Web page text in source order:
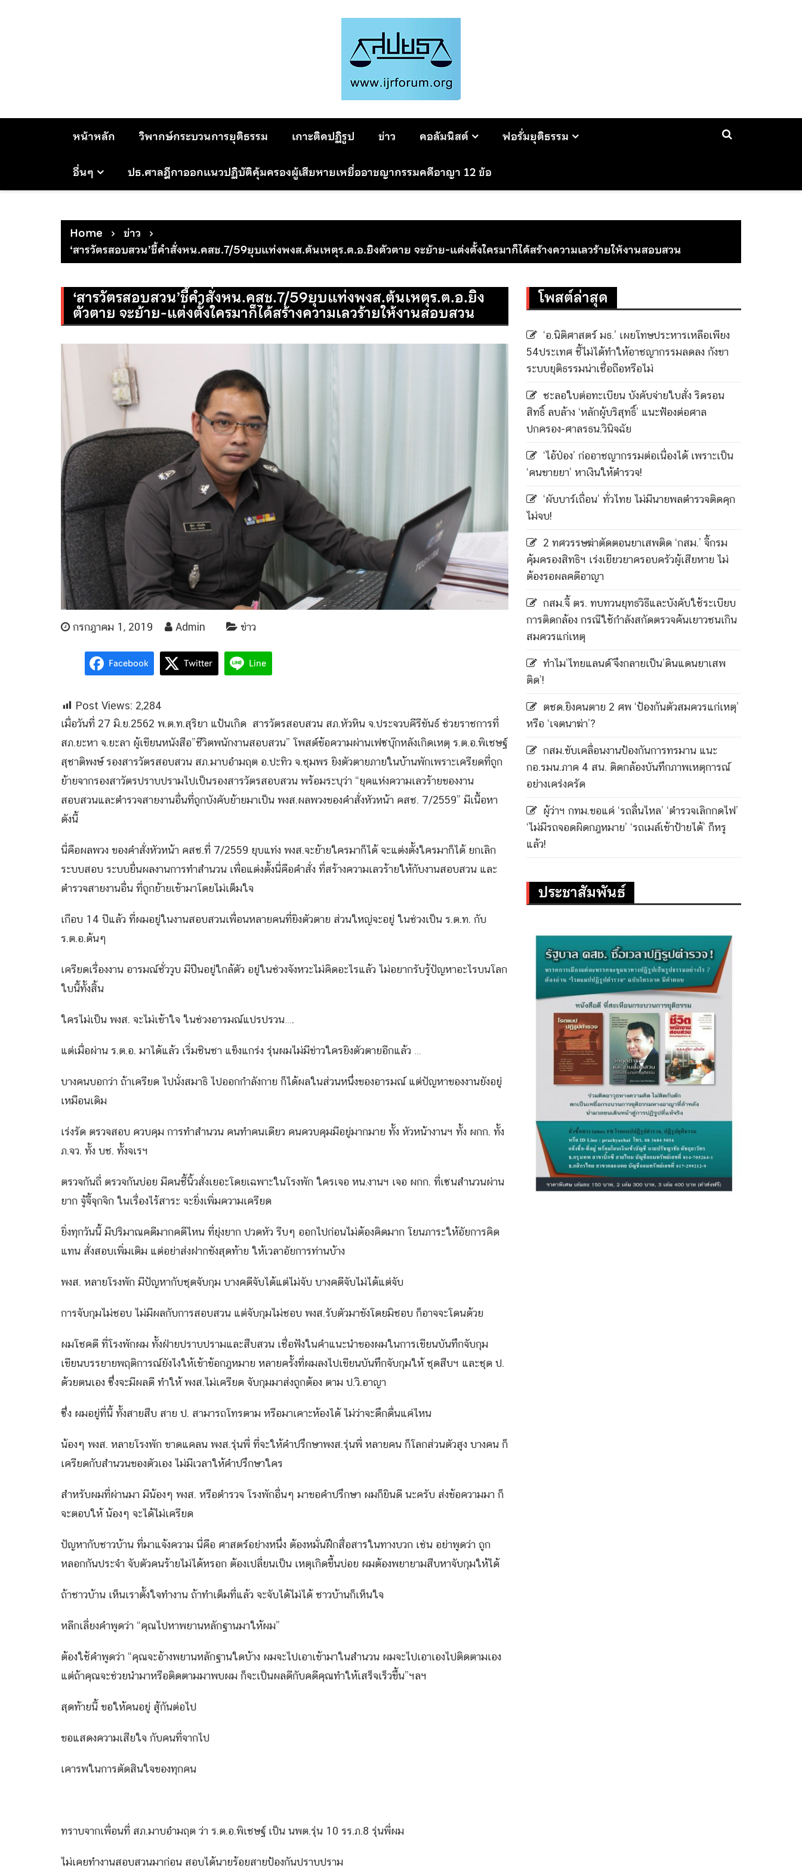
หน้าหลัก วิพากษ์กระบวนการยุติธรรม เกาะติดปฏิรูป ข่าว คอลัมนิสต์ ฟอรั่มยุติธรรม
อื่นๆ ปธ.ศาลฎีกาออกแนวปฏิบัติคุ้มครองผู้เสียหายเหยื่ออาชญากรรมคดีอาญา 12 ข้อ
Home
ข่าว
‘สารวัตรสอบสวน’ชี้คำสั่งหน.คสช.7/59ยุบแท่งพงส.ต้นเหตุร.ต.อ.ยิงตัวตาย จะย้าย-แต่งตั้งใครมาก็ได้สร้างความเลวร้ายให้งานสอบสวน
‘สารวัตรสอบสวน’ชี้คำสั่งหน.คสช.7/59ยุบแท่งพงส.ต้นเหตุร.ต.อ.ยิง
ตัวตาย จะย้าย-แต่งตั้งใครมาก็ได้สร้างความเลวร้ายให้งานสอบสวน
กรกฎาคม 1, 2019 Admin ข่าว
Facebook Twitter Line
Post Views: 2,284
เมื่อวันที่ 27 มิ.ย.2562 พ.ต.ท.สุริยา แป้นเกิด สารวัตรสอบสวน สภ.หัวหิน จ.ประจวบคีรีขันธ์ ช่วยราชการที่
สภ.ยะหา จ.ยะลา ผู้เขียนหนังสือ”ชีวิตพนักงานสอบสวน” โพสต์ข้อความผ่านเฟซบุ๊กหลังเกิดเหตุ ร.ต.อ.พิเชษฐ์
สุชาติพงษ์ รองสารวัตรสอบสวน สภ.มาบอำมฤต อ.ปะทิว จ.ชุมพร ยิงตัวตายภายในบ้านพักเพราะเครียดที่ถูก
ย้ายจากรองสาวัตรปราบปรามไปเป็นรองสารวัตรสอบสวน พร้อมระบุว่า “ยุคแห่งความเลวร้ายของงาน
สอบสวนและตำรวจสายงานอื่นที่ถูกบังคับย้ายมาเป็น พงส.ผลพวงของคำสั่งหัวหน้า คสช. 7/2559” มีเนื้อหา
ดังนี้
นี่คือผลพวง ของคำสั่งหัวหน้า คสช.ที่ 7/2559 ยุบแท่ง พงส.จะย้ายใครมาก็ได้ จะแต่งตั้งใครมาก็ได้ ยกเลิก
ระบบสอบ ระบบยื่นผลงานการทำสำนวน เพื่อแต่งตั้งนี่คือคำสั่ง ที่สร้างความเลวร้ายให้กับงานสอบสวน และ
ตำรวจสายงานอื่น ที่ถูกย้ายเข้ามาโดยไม่เต็มใจ
เกือบ 14 ปีแล้ว ที่ผมอยู่ในงานสอบสวนเพื่อนหลายคนที่ยิงตัวตาย ส่วนใหญ่จะอยู่ ในช่วงเป็น ร.ต.ท. กับ
ร.ต.อ.ต้นๆ
เครียดเรื่องงาน อารมณ์ชั่ววูบ มีปืนอยู่ใกล้ตัว อยู่ในช่วงจังหวะไม่คิดอะไรแล้ว ไม่อยากรับรู้ปัญหาอะไรบนโลก
ใบนี้ทั้งสิ้น
ใครไม่เป็น พงส. จะไม่เข้าใจ ในช่วงอารมณ์แปรปรวน….
แต่เมื่อผ่าน ร.ต.อ. มาได้แล้ว เริ่มชินชา แข็งแกร่ง รุ่นผมไม่มีข่าวใครยิงตัวตายอีกแล้ว …
บางคนบอกว่า ถ้าเครียด ไปนั่งสมาธิ ไปออกกำลังกาย ก็ได้ผลในส่วนหนึ่งของอารมณ์ แต่ปัญหาของงานยังอยู่
เหมือนเดิม
เร่งรัด ตรวจสอบ ควบคุม การทำสำนวน คนทำคนเดียว คนควบคุมมีอยู่มากมาย ทั้ง หัวหน้างานฯ ทั้ง ผกก. ทั้ง
ภ.จว. ทั้ง บช. ทั้งจเรฯ
ตรวจกันถี่ ตรวจกันบ่อย มีคนชี้นิ้วสั่งเยอะโดยเฉพาะในโรงพัก ใครเจอ หน.งานฯ เจอ ผกก. ที่เซนสำนวนผ่าน
ยาก จู้จี้จุกจิก ในเรื่องไร้สาระ จะยิ่งเพิ่มความเครียด
ยิ่งทุกวันนี้ มีปริมาณคดีมากคดีไหน ที่ยุ่งยาก ปวดหัว รีบๆ ออกไปก่อนไม่ต้องคิดมาก โยนภาระให้อัยการคิด
แทน สั่งสอบเพิ่มเติม แต่อย่าส่งฝากขังสุดท้าย ให้เวลาอัยการท่านบ้าง
พงส. หลายโรงพัก มีปัญหากับชุดจับกุม บางคดีจับได้แต่ไม่จับ บางคดีจับไม่ได้แต่จับ
การจับกุมไม่ชอบ ไม่มีผลกับการสอบสวน แต่จับกุมไม่ชอบ พงส.รับตัวมาขังโดยมิชอบ ก็อาจจะโดนด้วย
ผมโชคดี ที่โรงพักผม ทั้งฝ่ายปราบปรามและสืบสวน เชื่อฟังในคำแนะนำของผมในการเขียนบันทึกจับกุม
เขียนบรรยายพฤติการณ์ยังไงให้เข้าข้อกฎหมาย หลายครั้งที่ผมลงไปเขียนบันทึกจับกุมให้ ชุดสืบฯ และชุด ป.
ด้วยตนเอง ซึ่งจะมีผลดี ทำให้ พงส.ไม่เครียด จับกุมมาส่งถูกต้อง ตาม ป.วิ.อาญา
ซึ่ง ผมอยู่ที่นี้ ทั้งสายสืบ สาย ป. สามารถโทรตาม หรือมาเคาะห้องได้ ไม่ว่าจะดึกดื่นแค่ไหน
น้องๆ พงส. หลายโรงพัก ขาดแคลน พงส.รุ่นพี่ ที่จะให้คำปรึกษาพงส.รุ่นพี่ หลายคน ก็โลกส่วนตัวสูง บางคน ก็
เครียดกับสำนวนของตัวเอง ไม่มีเวลาให้คำปรึกษาใคร
สำหรับผมที่ผ่านมา มีน้องๆ พงส. หรือตำรวจ โรงพักอื่นๆ มาขอคำปรึกษา ผมก็ยินดี นะครับ ส่งข้อความมา ก็
จะตอบให้ น้องๆ จะได้ไม่เครียด
ปัญหากับชาวบ้าน ที่มาแจ้งความ นี่คือ ศาสตร์อย่างหนึ่ง ต้องหมั่นฝึกสื่อสารในทางบวก เช่น อย่าพูดว่า ถูก
หลอกกันประจำ จับตัวคนร้ายไม่ได้หรอก ต้องเปลี่ยนเป็น เหตุเกิดขึ้นบ่อย ผมต้องพยายามสืบหาจับกุมให้ได้
ถ้าชาวบ้าน เห็นเราตั้งใจทำงาน ถ้าทำเต็มที่แล้ว จะจับได้ไม่ได้ ชาวบ้านก็เห็นใจ
หลีกเลี่ยงคำพูดว่า “คุณไปหาพยานหลักฐานมาให้ผม”
ต้องใช้คำพูดว่า “คุณจะอ้างพยานหลักฐานใดบ้าง ผมจะไปเอาเข้ามาในสำนวน ผมจะไปเอาเองไปติดตามเอง
แต่ถ้าคุณจะช่วยนำมาหรือติดตามมาพบผม ก็จะเป็นผลดีกับคดีคุณทำให้เสร็จเร็วขึ้น”ฯลฯ
สุดท้ายนี้ ขอให้คนอยู่ สู้กันต่อไป
ขอแสดงความเสียใจ กับคนที่จากไป
เคารพในการตัดสินใจของทุกคน
ทราบจากเพื่อนที่ สภ.มาบอำมฤต ว่า ร.ต.อ.พิเชษฐ์ เป็น นพต.รุ่น 10 รร.ภ.8 รุ่นพี่ผม
ไม่เคยทำงานสอบสวนมาก่อน สอบได้นายร้อยสายป้องกันปราบปราม
โพสต์ล่าสุด
‘อ.นิติศาสตร์ มธ.’ เผยโทษประหารเหลือเพียง
54ประเทศ ชี้ไม่ได้ทำให้อาชญากรรมลดลง กังขา
ระบบยุติธรรมน่าเชื่อถือหรือไม่
ชะลอใบต่อทะเบียน บังคับจ่ายใบสั่ง ริดรอน
สิทธิ์ ลบล้าง ‘หลักผู้บริสุทธิ์’ แนะฟ้องต่อศาล
ปกครอง-ศาลรธน.วินิจฉัย
‘ไอ้ป๋อง’ ก่ออาชญากรรมต่อเนื่องได้ เพราะเป็น
‘คนขายยา’ หาเงินให้ตำรวจ!
‘ผับบาร์เถื่อน’ ทั่วไทย ไม่มีนายพลตำรวจติดคุก
ไม่จบ!
2 ทศวรรษฆ่าตัดตอนยาเสพติด ‘กสม.’ จี้กรม
คุ้มครองสิทธิฯ เร่งเยียวยาครอบครัวผู้เสียหาย ไม่
ต้องรอผลคดีอาญา
กสม.จี้ ตร. ทบทวนยุทธวิธีและบังคับใช้ระเบียบ
การติดกล้อง กรณีใช้กำลังสกัดตรวจค้นเยาวชนเกิน
สมควรแก่เหตุ
ทำไม’ไทยแลนด์’จึงกลายเป็น’ดินแดนยาเสพ
ติด’!
ตชด.ยิงคนตาย 2 ศพ ‘ป้องกันตัวสมควรแก่เหตุ’
หรือ ‘เจตนาฆ่า’?
กสม.ขับเคลื่อนงานป้องกันการทรมาน แนะ
กอ.รมน.ภาค 4 สน. ติดกล้องบันทึกภาพเหตุการณ์
อย่างเคร่งครัด
ผู้ว่าฯ กทม.ขอแค่ ‘รถลื่นไหล’ ‘ตำรวจเลิกกดไฟ’
‘ไม่มีรถจอดผิดกฎหมาย’ ‘รถเมล์เข้าป้ายได้’ ก็หรู
แล้ว!
ประชาสัมพันธ์